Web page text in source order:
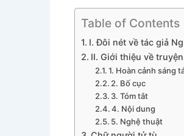
Table of Contents
I. Đôi nét về tác giả
II. Giới thiệu về
1. Hoàn cảnh sáng
2. Bố cục
3. Tóm tắt
4. Nội dung
5. Nghệ thuật